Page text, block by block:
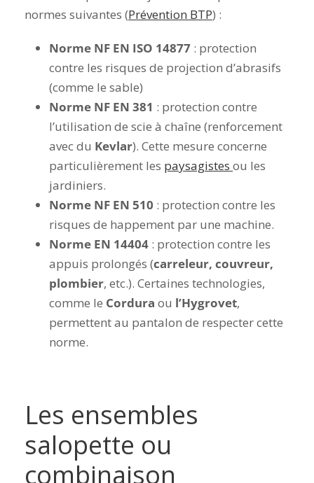
normes suivantes (Prévention BTP) :
Norme NF EN ISO 14877 : protection
contre les risques de projection d’abrasifs
(comme le sable)
Norme NF EN 381 : protection contre
l’utilisation de scie à chaîne (renforcement
avec du Kevlar). Cette mesure concerne
particulièrement les paysagistes ou les
jardiniers.
Norme NF EN 510 : protection contre les
risques de happement par une machine.
Norme EN 14404 : protection contre les
appuis prolongés (carreleur, couvreur,
plombier, etc.). Certaines technologies,
comme le Cordura ou l’Hygrovet,
permettent au pantalon de respecter cette
norme.
Les ensembles
salopette ou
combinaison